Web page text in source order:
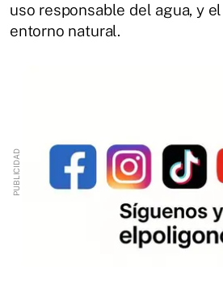
uso responsable del agua, y
entorno natural.